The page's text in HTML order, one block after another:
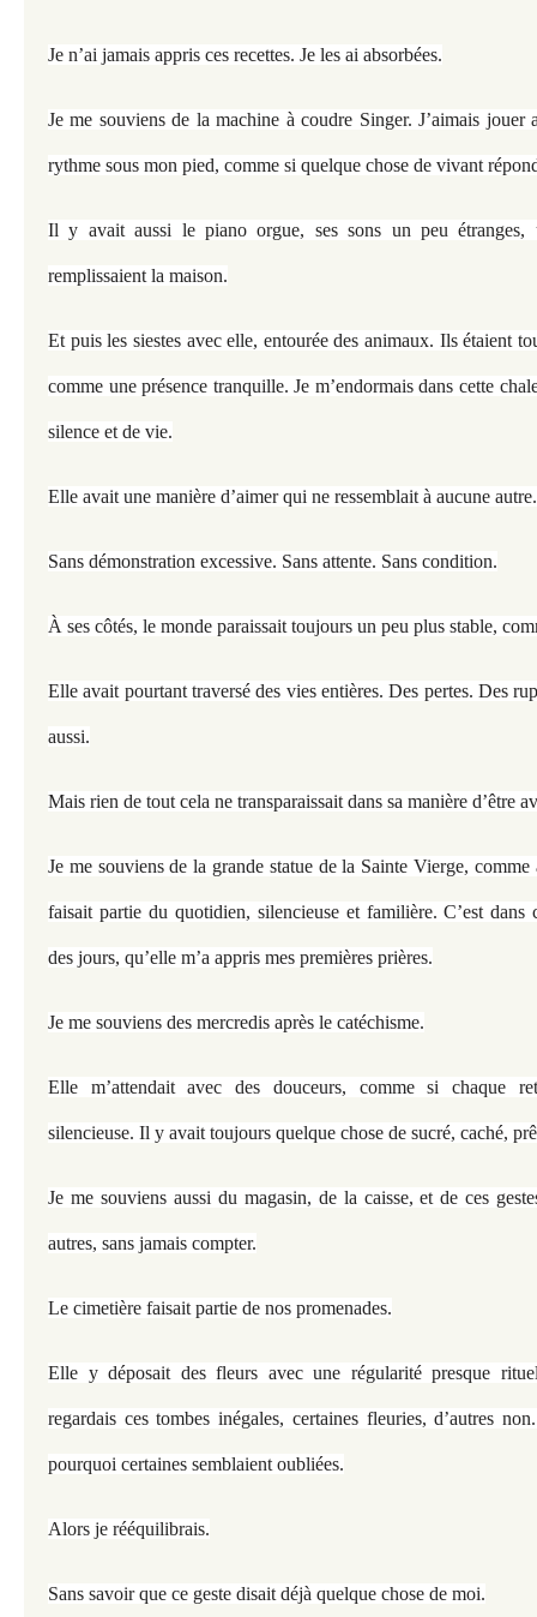
Je n’ai jamais appris ces recettes. Je les ai absorbées.
Je me souviens de la machine à coudre Singer. J’aimais jouer
rythme sous mon pied, comme si quelque chose de vivant
Il y avait aussi le piano orgue, ses sons un peu étranges,
remplissaient la maison.
Et puis les siestes avec elle, entourée des animaux. Ils étaient
comme une présence tranquille. Je m’endormais dans cette
silence et de vie.
Elle avait une manière d’aimer qui ne ressemblait à aucune autre.
Sans démonstration excessive. Sans attente. Sans condition.
À ses côtés, le monde paraissait toujours un peu plus stable,
Elle avait pourtant traversé des vies entières. Des pertes. Des
aussi.
Mais rien de tout cela ne transparaissait dans sa manière d’être
Je me souviens de la grande statue de la Sainte Vierge, comme
faisait partie du quotidien, silencieuse et familière. C’est dans
des jours, qu’elle m’a appris mes premières prières.
Je me souviens des mercredis après le catéchisme.
Elle m’attendait avec des douceurs, comme si chaque
silencieuse. Il y avait toujours quelque chose de sucré, caché,
Je me souviens aussi du magasin, de la caisse, et de ces
autres, sans jamais compter.
Le cimetière faisait partie de nos promenades.
Elle y déposait des fleurs avec une régularité presque
regardais ces tombes inégales, certaines fleuries, d’autres
pourquoi certaines semblaient oubliées.
Alors je rééquilibrais.
Sans savoir que ce geste disait déjà quelque chose de moi.